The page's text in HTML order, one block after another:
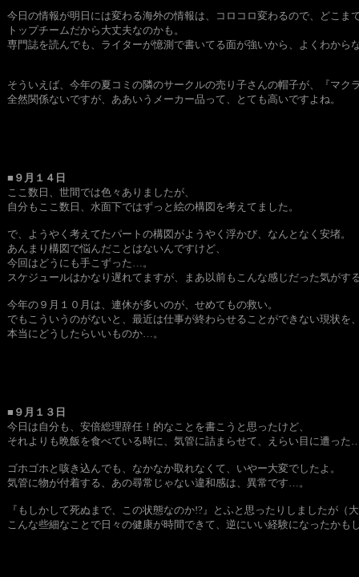
今日の情報が明日には変わる海外の情報は、コロコロ変わるので、どこま
トップチームだから大丈夫なのかも。
専門誌を読んでも、ライターが憶測で書いてる面が強いから、よくわから
そういえば、今年の夏コミの隣のサークルの売り子さんの帽子が、『マク
全然関係ないですが、ああいうメーカー品って、とても高いですよね。
■９月１４日
ここ数日、世間では色々ありましたが、
自分もここ数日、水面下ではずっと絵の構図を考えてました。
で、ようやく考えてたパートの構図がようやく浮かび、なんとなく安堵。
あんまり構図で悩んだことはないんですけど、
今回はどうにも手こずった…。
スケジュールはかなり遅れてますが、まあ以前もこんな感じだった気がす
今年の９月１０月は、連休が多いのが、せめてもの救い。
でもこういうのがないと、最近は仕事が終わらせることができない現状を
本当にどうしたらいいものか…。
■９月１３日
今日は自分も、安倍総理辞任！的なことを書こうと思ったけど、
それよりも晩飯を食べている時に、気管に詰まらせて、えらい目に遭った
ゴホゴホと咳き込んでも、なかなか取れなくて、いやー大変でしたよ。
気管に物が付着する、あの尋常じゃない違和感は、異常です…。
『もしかして死ぬまで、この状態なのか!?』とふと思ったりしましたが（
こんな些細なことで日々の健康が時間できて、逆にいい経験になったか